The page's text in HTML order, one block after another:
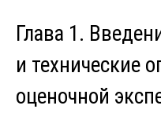
Глава 1.
и технические
оценочной